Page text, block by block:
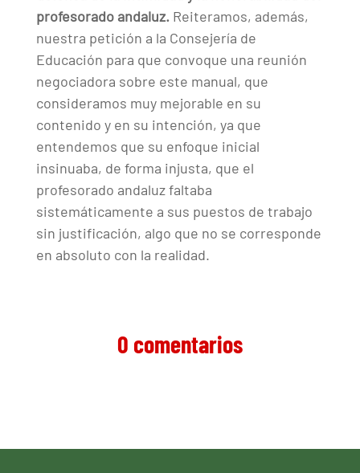
profesorado andaluz.Reiteramos, además,
nuestra petición a la Consejería de
Educación para que convoque una reunión
negociadora sobre este manual, que
consideramos muy mejorable en su
contenido y en su intención, ya que
entendemos que su enfoque inicial
insinuaba, de forma injusta, que el
profesorado andaluz faltaba
sistemáticamente a sus puestos de trabajo
sin justificación, algo que no se corresponde
en absoluto con la realidad.
0 comentarios